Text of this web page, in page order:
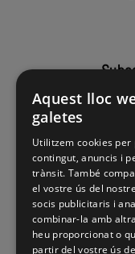
Aquest lloc
galetes
Utilitzem cookies
contingut, anuncis i
trànsit. També
el vostre ús del
socis publicitaris i
combinar-la amb
heu proporcionat o
partir del vostre ús